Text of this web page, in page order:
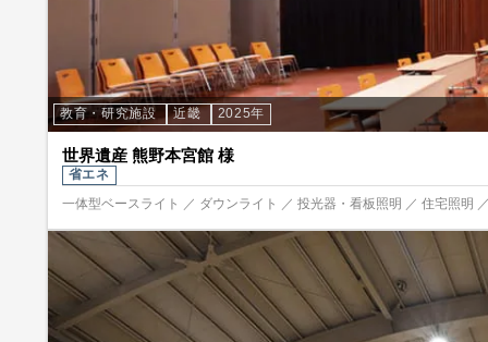
教育・研究施設 近畿 2025年
世界遺産 熊野本宮館 様
省エネ
一体型ベースライト ／ ダウンライト ／ 投光器・看板照明 ／ 住宅照明